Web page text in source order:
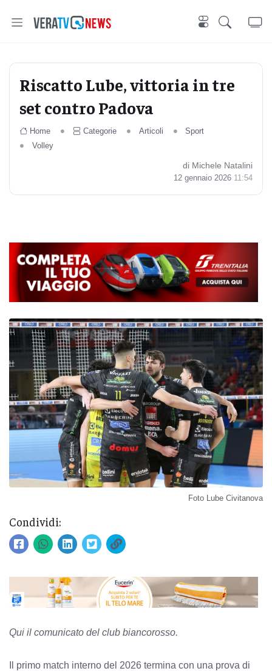
Riscatto Lube, vittoria in tre
set contro Padova
Home Categorie Articoli
Sport
Volley
di Michele Natalini
12 gennaio 2026 11:54
Foto Lube Civitanova
Condividi:
Qui il comunicato del club biancorosso.
Il primo match interno del 2026 termina con una prova di